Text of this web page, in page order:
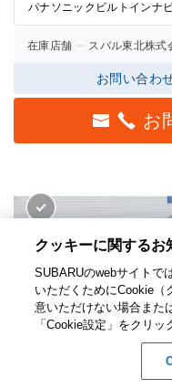
パナソニックビルトインナ
在庫店舗 スバル東北株
お問い合わ
お
クッキーに関するお
SUBARUのwebサイトで
いただくためにCookie（
意いただけない場合また
「Cookie設定」をクリッ